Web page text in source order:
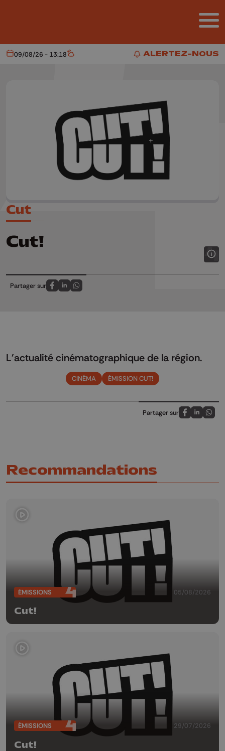
ALERTEZ-NOUS
ALERTEZ-NOUS
Aujourd'hui
09/08/26 - 13:18 Météo
Cut
Cut!
Partager sur
Partagez sur FaceBook
Partagez sur LinkedIn
Partagez sur Whatsapp
L'actualité cinématographique de la région.
CINÉMA ÉMISSION CUT!
Partager sur
Partagez sur
Partagez
Recommandations
ÉMISSIONS 05/08/2026
Cut!
ÉMISSIONS 29/07/2026
Cut!